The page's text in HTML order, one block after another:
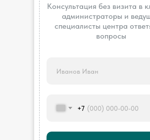
+7
Консультация без визита в
администраторы и
специалисты центра
вопросы